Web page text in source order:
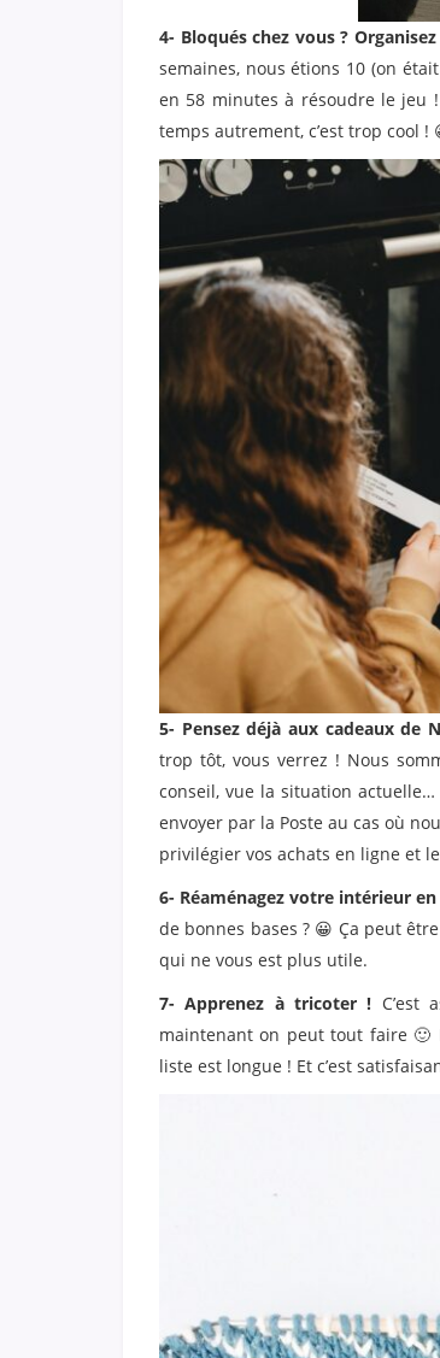
4- Bloqués chez vous ?
semaines, nous étions 10 (on
en 58 minutes à résoudre le jeu
temps autrement, c’est trop cool !
5- Pensez déjà aux cadeaux de
trop tôt, vous verrez ! Nous
conseil, vue la situation actuelle…
envoyer par la Poste au cas où
privilégier vos achats en ligne et
6- Réaménagez votre intérieur
de bonnes bases ? 😀 Ça peut
qui ne vous est plus utile.
7- Apprenez à tricoter ! C’est
maintenant on peut tout faire 🙂
liste est longue ! Et c’est